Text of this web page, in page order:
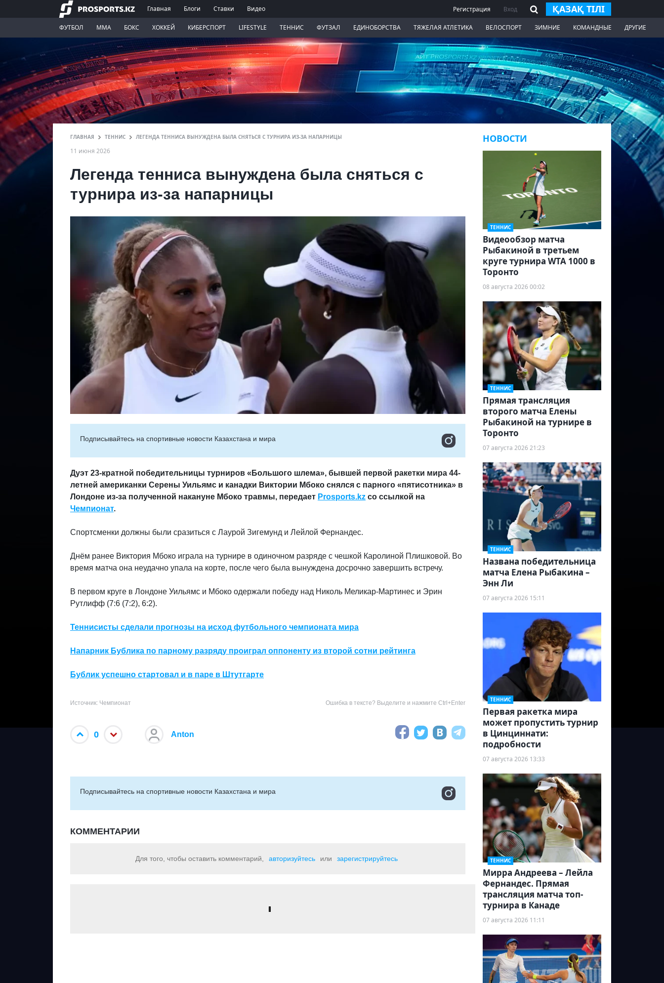
Главная Блоги Ставки Видео Регистрация Вход ҚАЗАҚ ТІЛІ
ФУТБОЛ ММА БОКС ХОККЕЙ КИБЕРСПОРТ LIFESTYLE ТЕННИС ФУТЗАЛ ЕДИНОБОРСТВА ТЯЖЕЛАЯ АТЛЕТИКА ВЕЛОСПОРТ ЗИМНИЕ КОМАНДНЫЕ ДРУГИЕ
ГЛАВНАЯ ТЕННИС ЛЕГЕНДА ТЕННИСА ВЫНУЖДЕНА БЫЛА СНЯТЬСЯ С ТУРНИРА ИЗ-ЗА НАПАРНИЦЫ
11 июня 2026
Легенда тенниса вынуждена была сняться с
турнира из-за напарницы
Подписывайтесь на cпортивные новости Казахстана и мира
Дуэт 23-кратной победительницы турниров «Большого шлема», бывшей первой ракетки мира 44-
летней американки Серены Уильямс и канадки Виктории Мбоко снялся с парного «пятисотника» в
Лондоне из-за полученной накануне Мбоко травмы, передает Prosports.kz со ссылкой на
Чемпионат.
Спортсменки должны были сразиться с Лаурой Зигемунд и Лейлой Фернандес.
Днём ранее Виктория Мбоко играла на турнире в одиночном разряде с чешкой Каролиной Плишковой. Во
время матча она неудачно упала на корте, после чего была вынуждена досрочно завершить встречу.
В первом круге в Лондоне Уильямс и Мбоко одержали победу над Николь Меликар-Мартинес и Эрин
Рутлифф (7:6 (7:2), 6:2).
Теннисисты сделали прогнозы на исход футбольного чемпионата мира
Напарник Бублика по парному разряду проиграл оппоненту из второй сотни рейтинга
Бублик успешно стартовал и в паре в Штутгарте
Источник: Чемпионат Ошибка в тексте? Выделите и нажмите Ctrl+Enter
0 Anton
Подписывайтесь на cпортивные новости Казахстана и мира
КОММЕНТАРИИ
Для того, чтобы оставить комментарий, авторизуйтесь или зарегистрируйтесь
НОВОСТИ
ТЕННИС
Видеообзор матча
Рыбакиной в третьем
круге турнира WTA 1000 в
Торонто
08 августа 2026 00:02
ТЕННИС
Прямая трансляция
второго матча Елены
Рыбакиной на турнире в
Торонто
07 августа 2026 21:23
ТЕННИС
Названа победительница
матча Елена Рыбакина –
Энн Ли
07 августа 2026 15:11
ТЕННИС
Первая ракетка мира
может пропустить турнир
в Цинциннати:
подробности
07 августа 2026 13:33
ТЕННИС
Мирра Андреева – Лейла
Фернандес. Прямая
трансляция матча топ-
турнира в Канаде
07 августа 2026 11:11